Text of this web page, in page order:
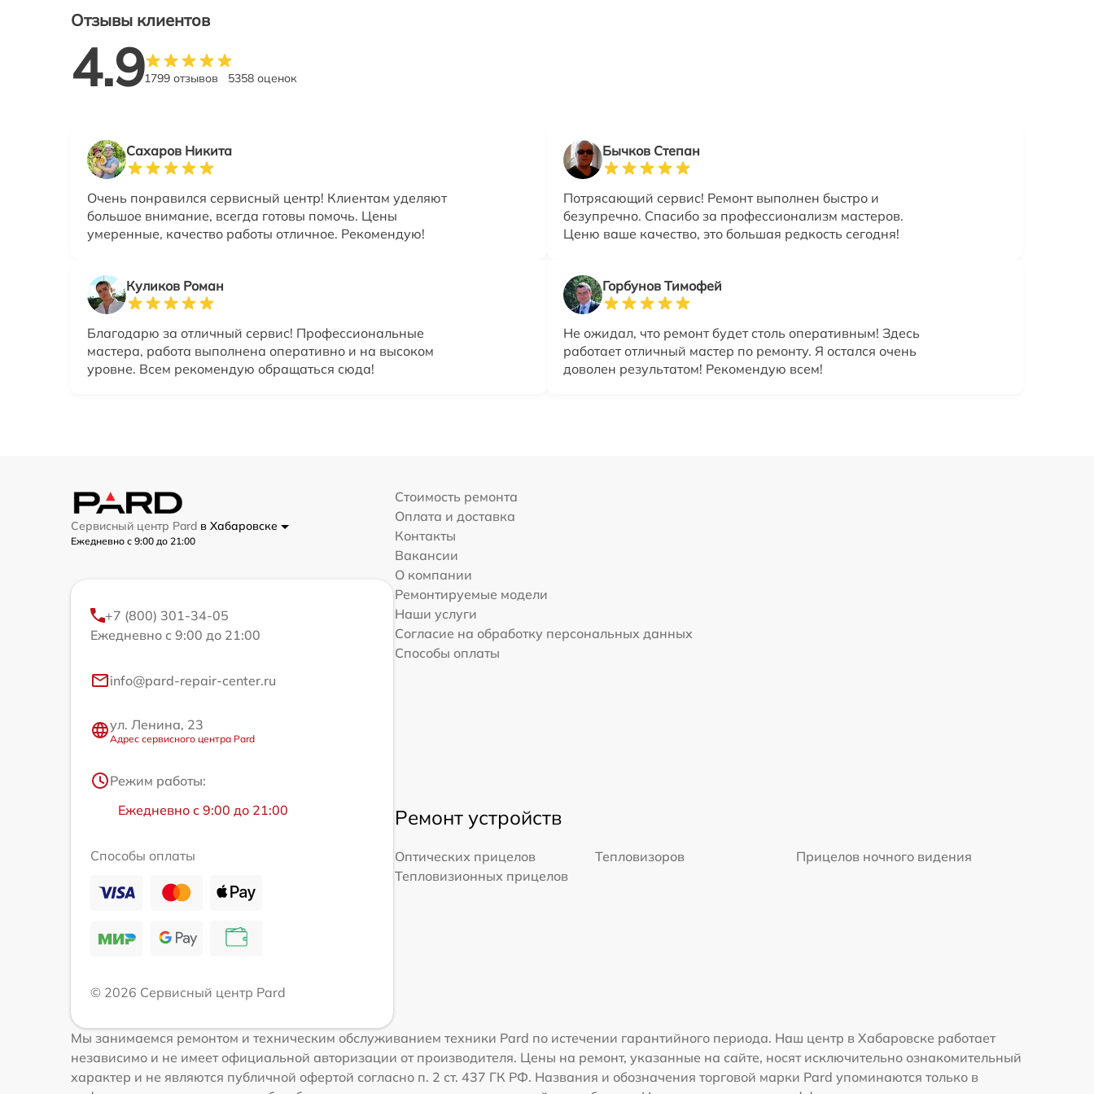
Отзывы клиентов
4.91799 отзывов 5358 оценок
Сахаров Никита
Очень понравился сервисный центр! Клиентам уделяют
большое внимание, всегда готовы помочь. Цены
умеренные, качество работы отличное. Рекомендую!
Бычков Степан
Потрясающий сервис! Ремонт выполнен быстро и
безупречно. Спасибо за профессионализм мастеров.
Ценю ваше качество, это большая редкость сегодня!
Куликов Роман
Благодарю за отличный сервис! Профессиональные
мастера, работа выполнена оперативно и на высоком
уровне. Всем рекомендую обращаться сюда!
Горбунов Тимофей
Не ожидал, что ремонт будет столь оперативным! Здесь
работает отличный мастер по ремонту. Я остался очень
доволен результатом! Рекомендую всем!
Сервисный центр Pard в Хабаровске
Ежедневно с 9:00 до 21:00
+7 (800) 301-34-05
Ежедневно с 9:00 до 21:00
info@pard-repair-center.ru
ул. Ленина, 23
Адрес сервисного центра Pard
Режим работы:
Ежедневно с 9:00 до 21:00
Способы оплаты
© 2026 Сервисный центр Pard
Стоимость ремонта
Оплата и доставка
Контакты
Вакансии
О компании
Ремонтируемые модели
Наши услуги
Согласие на обработку персональных данных
Способы оплаты
Ремонт устройств
Оптических прицелов Тепловизоров
Прицелов ночного видения
Тепловизионных прицелов
Мы занимаемся ремонтом и техническим обслуживанием техники Pard по истечении гарантийного периода. Наш центр в Хабаровске работает
независимо и не имеет официальной авторизации от производителя. Цены на ремонт, указанные на сайте, носят исключительно ознакомительный
характер и не являются публичной офертой согласно п. 2 ст. 437 ГК РФ. Названия и обозначения торговой марки Pard упоминаются только в